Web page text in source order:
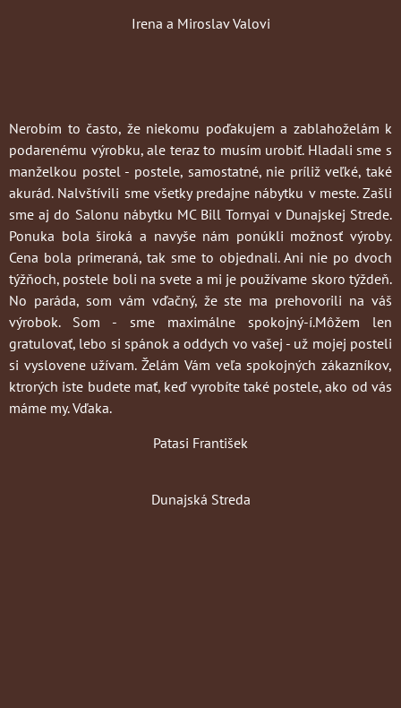
Irena a Miroslav Valovi
Nerobím to často, že niekomu poďakujem a zablahoželám k
podarenému výrobku, ale teraz to musím urobiť. Hladali sme s
manželkou postel - postele, samostatné, nie príliž veľké, také
akurád. Nalvštívili sme všetky predajne nábytku v meste. Zašli
sme aj do Salonu nábytku MC Bill Tornyai v Dunajskej Strede.
Ponuka bola široká a navyše nám ponúkli možnosť výroby.
Cena bola primeraná, tak sme to objednali. Ani nie po dvoch
týžňoch, postele boli na svete a mi je používame skoro týždeň.
No paráda, som vám vďačný, že ste ma prehovorili na váš
výrobok. Som - sme maximálne spokojný-í.Môžem len
gratulovať, lebo si spánok a oddych vo vašej - už mojej posteli
si vyslovene užívam. Želám Vám veľa spokojných zákazníkov,
ktrorých iste budete mať, keď vyrobíte také postele, ako od vás
máme my. Vďaka.
Patasi František
Dunajská Streda